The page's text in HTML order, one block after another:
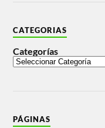
CATEGORIAS
Categorías
PÁGINAS